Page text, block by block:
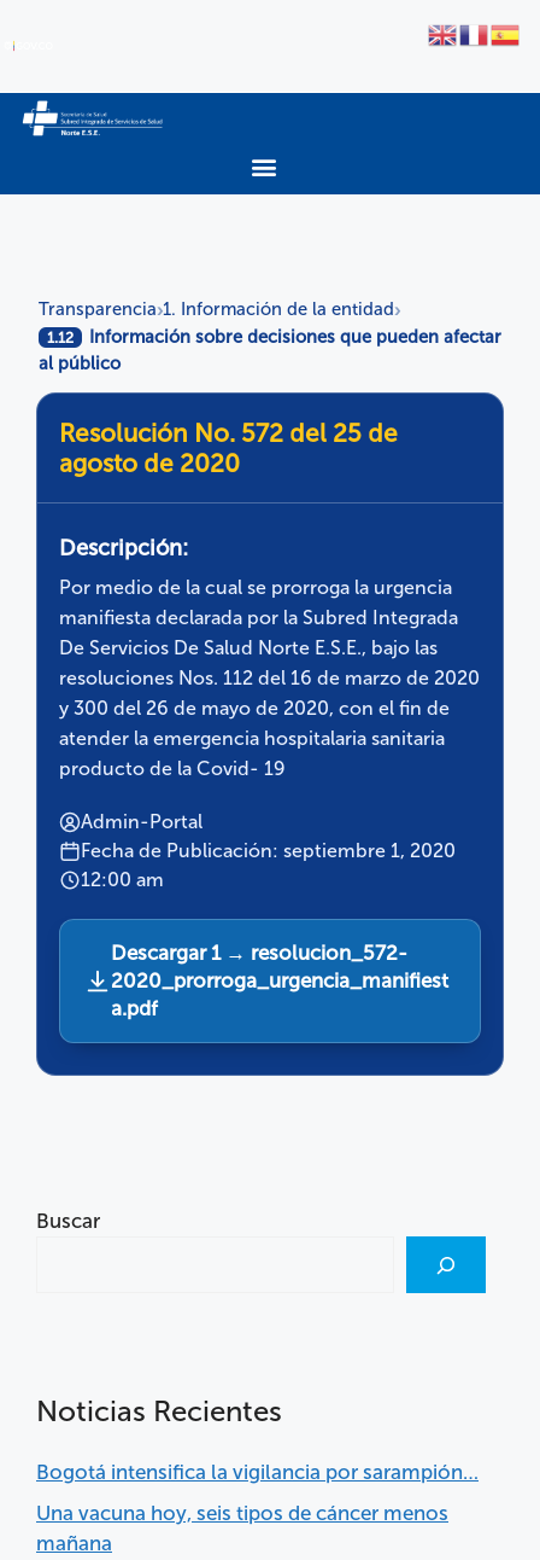
Transparencia›1. Información de la entidad›
1.12
Información sobre decisiones que pueden afectar
al público
Resolución No. 572 del 25 de
agosto de 2020
Descripción:
Por medio de la cual se prorroga la urgencia
manifiesta declarada por la Subred Integrada
De Servicios De Salud Norte E.S.E., bajo las
resoluciones Nos. 112 del 16 de marzo de 2020
y 300 del 26 de mayo de 2020, con el fin de
atender la emergencia hospitalaria sanitaria
producto de la Covid- 19
Admin-Portal
Fecha de Publicación: septiembre 1, 2020
12:00 am
Descargar 1 → resolucion_572-
2020_prorroga_urgencia_manifiest
a.pdf
Buscar
Noticias Recientes
Bogotá intensifica la vigilancia por sarampión…
Una vacuna hoy, seis tipos de cáncer menos
mañana